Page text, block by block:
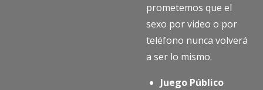
prometemos que el
sexo por video o por
teléfono nunca volverá
a ser lo mismo.
Juego Público